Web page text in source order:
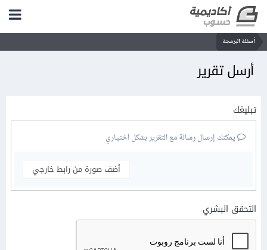
أسئلة البرمجة
أرسل تقرير
تبليغك
يمكنك إرسال رسالة مع التقرير بشكل اختياري
أضف صورة من رابط خارجي
التحقق البشري